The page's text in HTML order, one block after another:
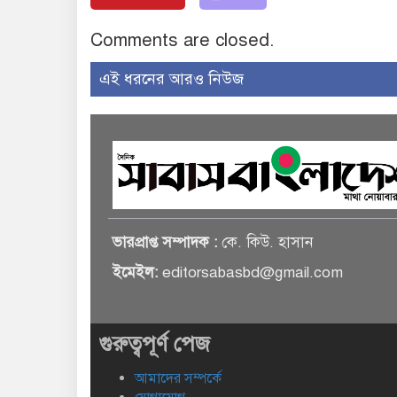
Comments are closed.
এই ধরনের আরও নিউজ
ভারপ্রাপ্ত সম্পাদক : কে. কিউ. হাসান
ইমেইল: editorsabasbd@gmail.com
গুরুত্বপূর্ণ পেজ
আমাদের সম্পর্কে